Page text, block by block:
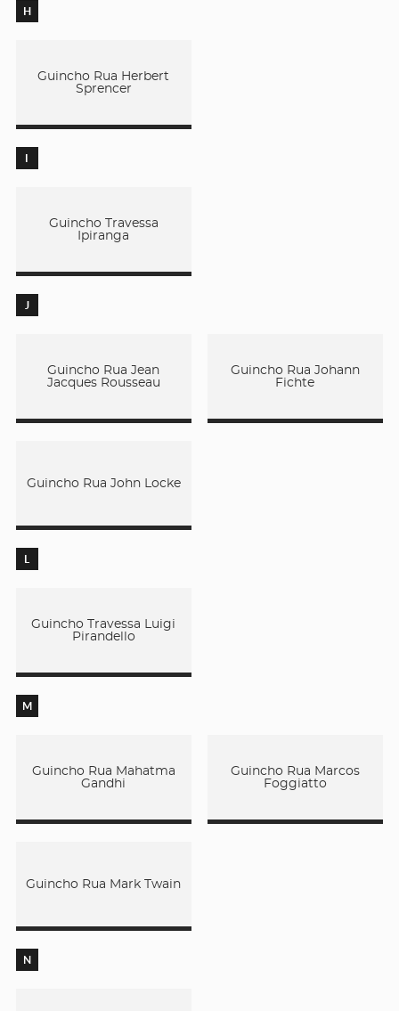
H
Guincho Rua Herbert
Sprencer
I
Guincho Travessa
Ipiranga
J
Guincho Rua Jean
Jacques Rousseau
Guincho Rua Johann
Fichte
Guincho Rua John Locke
L
Guincho Travessa Luigi
Pirandello
M
Guincho Rua Mahatma
Gandhi
Guincho Rua Marcos
Foggiatto
Guincho Rua Mark Twain
N